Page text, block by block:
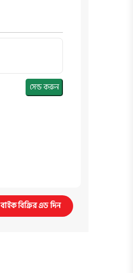
সেন্ড করুন
বাইক বিক্রির এড দিন